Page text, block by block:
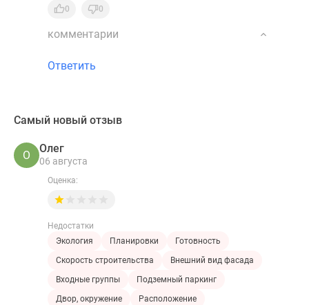
0 0
комментарии
Ответить
Самый новый отзыв
О
Олег
06 августа
Оценка:
Недостатки
Экология
Планировки
Готовность
Скорость строительства
Внешний вид фасада
Входные группы
Подземный паркинг
Двор, окружение
Расположение